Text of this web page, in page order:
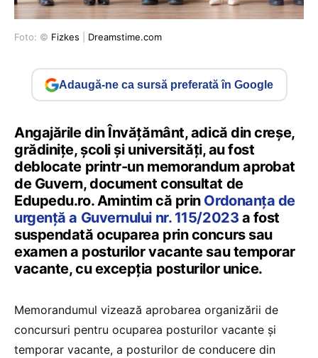
Foto: © Fizkes Dreamstime.com
Adaugă-ne ca sursă preferată în Google
Angajările din Învățământ, adică din creșe,
grădinițe, școli și universități, au fost
deblocate printr-un memorandum aprobat
de Guvern, document consultat de
Edupedu.ro. Amintim că prin Ordonanța de
urgenţă a Guvernului nr. 115/2023 a fost
suspendată ocuparea prin concurs sau
examen a posturilor vacante sau temporar
vacante, cu excepția posturilor unice.
Memorandumul vizează aprobarea organizării de
concursuri pentru ocuparea posturilor vacante şi
temporar vacante, a posturilor de conducere din